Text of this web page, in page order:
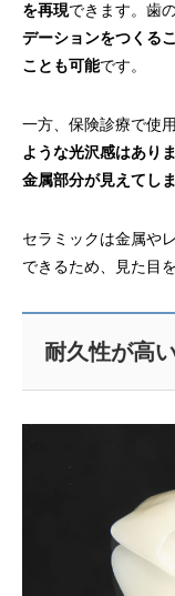
を再現できます。歯
デーションをつくる
ことも可能です。
一方、保険診療で使
ような光沢感はありま
金属部分が見えてし
セラミックは金属や
できるため、見た目
耐久性が高